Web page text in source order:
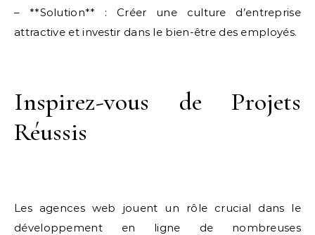
– **Solution** : Créer une culture d’entreprise
attractive et investir dans le bien-être des employés.
Inspirez-vous de Projets
Réussis
Les agences web jouent un rôle crucial dans le
développement en ligne de nombreuses